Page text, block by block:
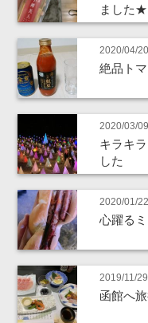
ました★
2020/04/20
絶品ト
2020/03/09
キラキ
した
2020/01/22
心躍る
2019/11/29
函館へ